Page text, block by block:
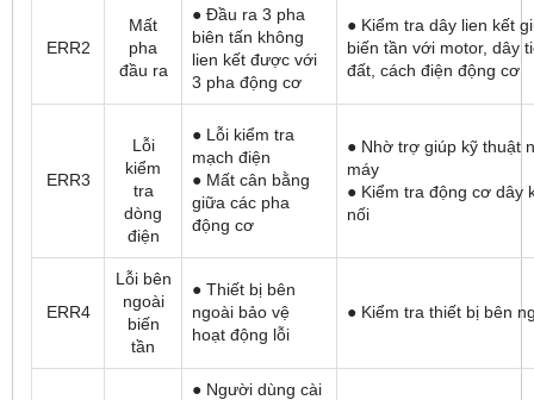
ERR2
Mất
pha
đầu ra
● Đầu ra 3 pha
biên tấn không
lien kết được với
3 pha động cơ
● Kiểm tra dây lien kết
biến tần với motor, dây
đất, cách điện động cơ
ERR3
Lỗi
kiểm
tra
dòng
điện
● Lỗi kiểm tra
mạch điện
● Mất cân bằng
giữa các pha
động cơ
● Nhờ trợ giúp kỹ thuật
máy
● Kiểm tra động cơ dây
nối
ERR4
Lỗi bên
ngoài
biến
tần
● Thiết bị bên
ngoài bảo vệ
hoạt động lỗi
● Kiểm tra thiết bị bên
● Người dùng cài